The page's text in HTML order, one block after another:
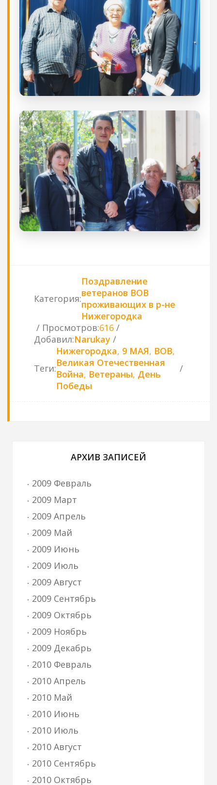
Категория:
Поздравление
ветеранов ВОВ
проживающих в р-не
Нижегородка
Просмотров:616
Добавил:Narukay
Теги:
Нижегородка, 9 МАЯ, ВОВ,
Великая Отечественная
Война, Ветераны, День
Победы
АРХИВ ЗАПИСЕЙ
2009 Февраль
2009 Март
2009 Апрель
2009 Май
2009 Июнь
2009 Июль
2009 Август
2009 Сентябрь
2009 Октябрь
2009 Ноябрь
2009 Декабрь
2010 Февраль
2010 Апрель
2010 Май
2010 Июнь
2010 Июль
2010 Август
2010 Сентябрь
2010 Октябрь